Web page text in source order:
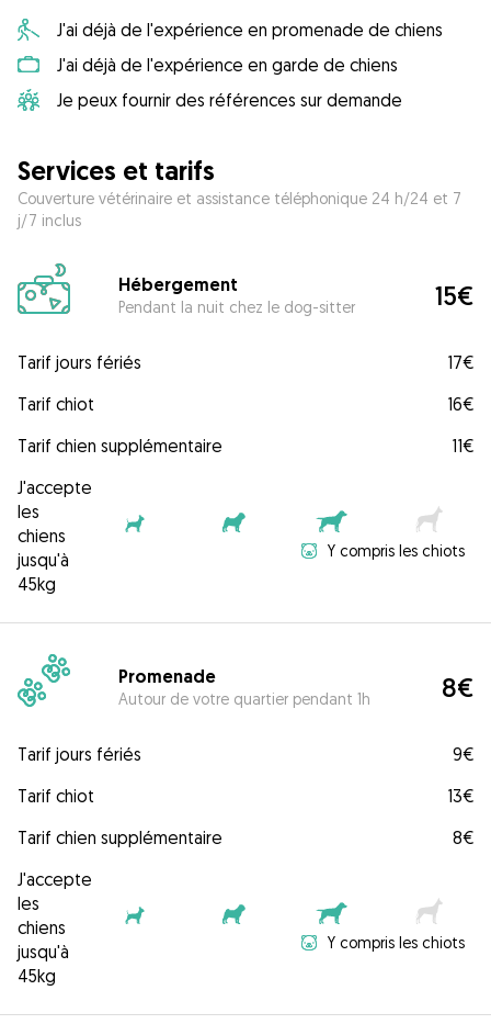
J'ai déjà de l'expérience en promenade de chiens
J'ai déjà de l'expérience en garde de chiens
Je peux fournir des références sur demande
Services et tarifs
Couverture vétérinaire et assistance téléphonique 24 h/24 et 7
j/7 inclus
Hébergement
Pendant la nuit chez le dog-sitter 15€
Tarif jours fériés
17€
Tarif chiot
16€
Tarif chien supplémentaire
11€
J'accepte
les
chiens
jusqu'à
45kg
Y compris les chiots
Promenade
Autour de votre quartier pendant 1h 8€
Tarif jours fériés
9€
Tarif chiot
13€
Tarif chien supplémentaire
8€
J'accepte
les
chiens
jusqu'à
45kg
Y compris les chiots